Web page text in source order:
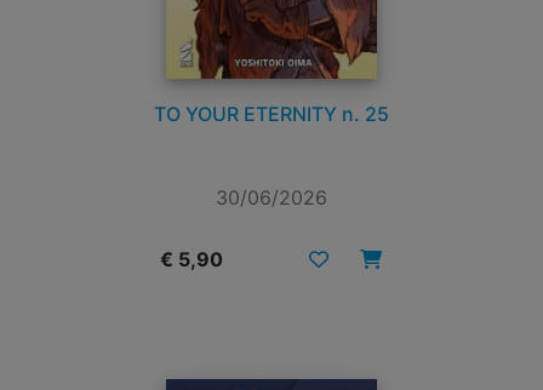
TO YOUR ETERNITY n. 25
30/06/2026
€ 5,90